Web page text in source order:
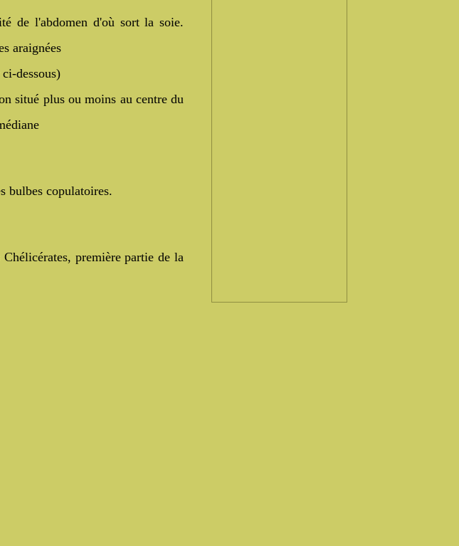
de l'abdomen d'où sort la soie.
araignées
dessous)
situé plus ou moins au centre du
bulbes copulatoires.
première partie de la